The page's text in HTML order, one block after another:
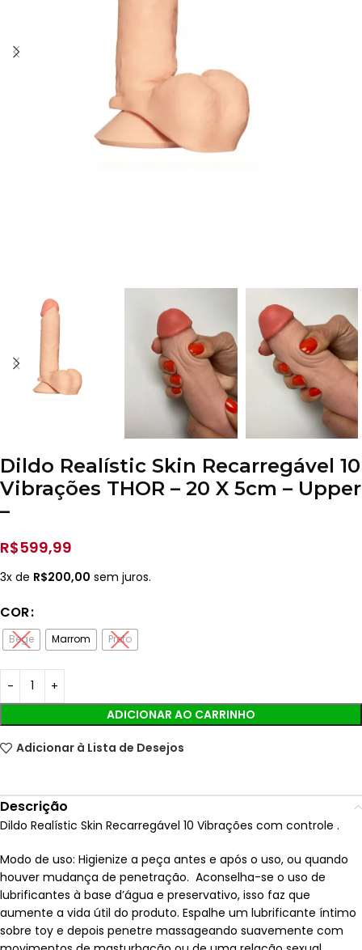
Dildo Realístic Skin Recarregável 10
Vibrações THOR – 20 X 5cm – Upper
–
R$599,99
3x de R$200,00 sem juros.
COR
Bege Marrom Preto
ADICIONAR AO CARRINHO
Adicionar à Lista de Desejos
Descrição
Dildo Realístic Skin Recarregável 10 Vibrações com controle .
Modo de uso: Higienize a peça antes e após o uso, ou quando
houver mudança de penetração. Aconselha-se o uso de
lubrificantes à base d’água e preservativo, isso faz que
aumente a vida útil do produto. Espalhe um lubrificante íntimo
sobre toy e depois penetre massageando suavemente com